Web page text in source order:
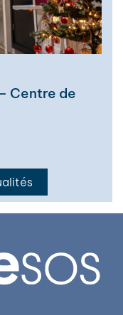
Centre de